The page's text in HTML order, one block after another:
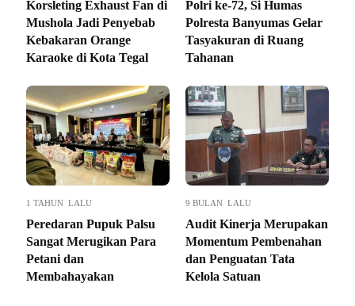
Korsleting Exhaust Fan di
Mushola Jadi Penyebab
Kebakaran Orange
Karaoke di Kota Tegal
Polri ke-72, Si Humas
Polresta Banyumas Gelar
Tasyakuran di Ruang
Tahanan
1 TAHUN LALU
Peredaran Pupuk Palsu
Sangat Merugikan Para
Petani dan
Membahayakan
9 BULAN LALU
Audit Kinerja Merupakan
Momentum Pembenahan
dan Penguatan Tata
Kelola Satuan